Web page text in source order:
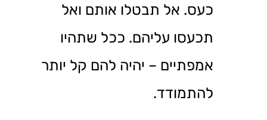
כעס. אל תבטלו אותם ואל
תכעסו עליהם. ככל שתהיו
אמפתיים – יהיה להם קל יותר
להתמודד.